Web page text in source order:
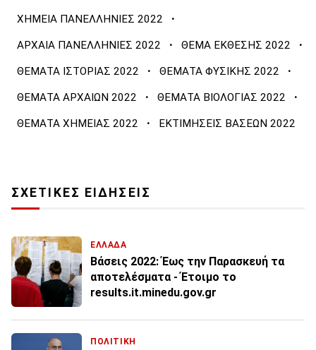
ΧΗΜΕΙΑ ΠΑΝΕΛΛΗΝΙΕΣ 2022 ·
ΑΡΧΑΙΑ ΠΑΝΕΛΛΗΝΙΕΣ 2022 · ΘΕΜΑ ΕΚΘΕΣΗΣ 2022 ·
ΘΕΜΑΤΑ ΙΣΤΟΡΙΑΣ 2022 · ΘΕΜΑΤΑ ΦΥΣΙΚΗΣ 2022 ·
ΘΕΜΑΤΑ ΑΡΧΑΙΩΝ 2022 · ΘΕΜΑΤΑ ΒΙΟΛΟΓΙΑΣ 2022 ·
ΘΕΜΑΤΑ ΧΗΜΕΙΑΣ 2022 · ΕΚΤΙΜΗΣΕΙΣ ΒΑΣΕΩΝ 2022
ΣΧΕΤΙΚΕΣ ΕΙΔΗΣΕΙΣ
ΕΛΛΑΔΑ
Βάσεις 2022: Έως την Παρασκευή τα
αποτελέσματα - Έτοιμο το
results.it.minedu.gov.gr
ΠΟΛΙΤΙΚΗ